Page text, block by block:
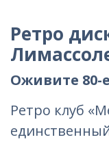
Ретро
Оживите 80-
Ретро клуб